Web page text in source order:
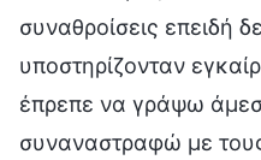
συναθροίσεις επειδή
υποστηρίζονταν
έπρεπε να γράψω
συναναστραφώ με